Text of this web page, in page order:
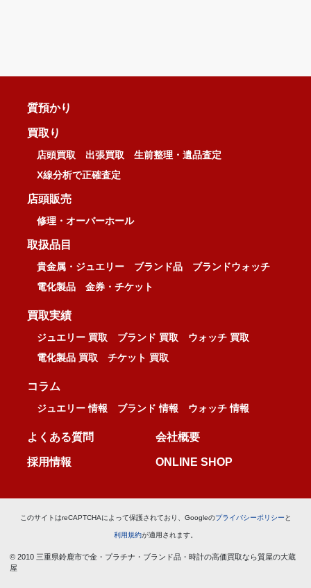
質預かり
買取り
店頭買取 出張買取
生前整理・遺品査定
X線分析で正確査定
店頭販売
修理・オーバーホール
取扱品目
貴金属・ジュエリー ブランド品
ブランドウォッチ
電化製品
金券・チケット
買取実績
ジュエリー 買取 ブランド 買取
ウォッチ 買取
電化製品 買取
チケット 買取
コラム
ジュエリー 情報 ブランド 情報 ウォッチ 情報
よくある質問 会社概要
採用情報 ONLINE SHOP
このサイトはreCAPTCHAによって保護されており、Googleのプライバシーポリシー と
利用規約が適用されます。
© 2010 三重県鈴鹿市で金・プラチナ・ブランド品・時計の高価買取なら質屋の大蔵
屋